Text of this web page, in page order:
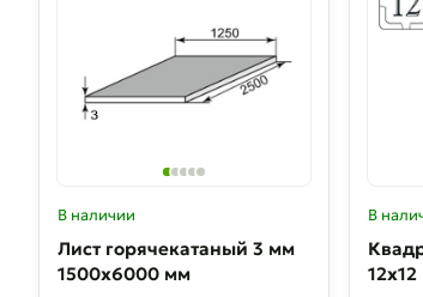
В наличии
Лист горячекатаный 3 мм
1500х6000 мм
В